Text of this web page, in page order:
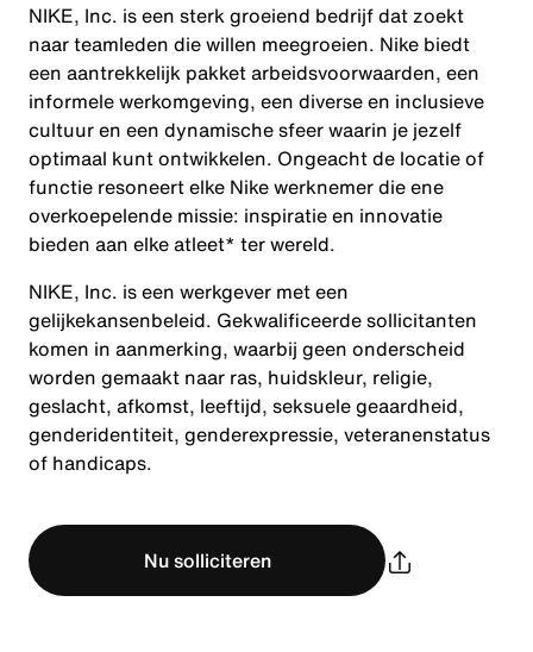
NIKE, Inc. is een sterk groeiend bedrijf dat zoekt
naar teamleden die willen meegroeien. Nike biedt
een aantrekkelijk pakket arbeidsvoorwaarden, een
informele werkomgeving, een diverse en inclusieve
cultuur en een dynamische sfeer waarin je jezelf
optimaal kunt ontwikkelen. Ongeacht de locatie of
functie resoneert elke Nike werknemer die ene
overkoepelende missie: inspiratie en innovatie
bieden aan elke atleet* ter wereld.
NIKE, Inc. is een werkgever met een
gelijkekansenbeleid. Gekwalificeerde sollicitanten
komen in aanmerking, waarbij geen onderscheid
worden gemaakt naar ras, huidskleur, religie,
geslacht, afkomst, leeftijd, seksuele geaardheid,
genderidentiteit, genderexpressie, veteranenstatus
of handicaps.
Nu solliciteren